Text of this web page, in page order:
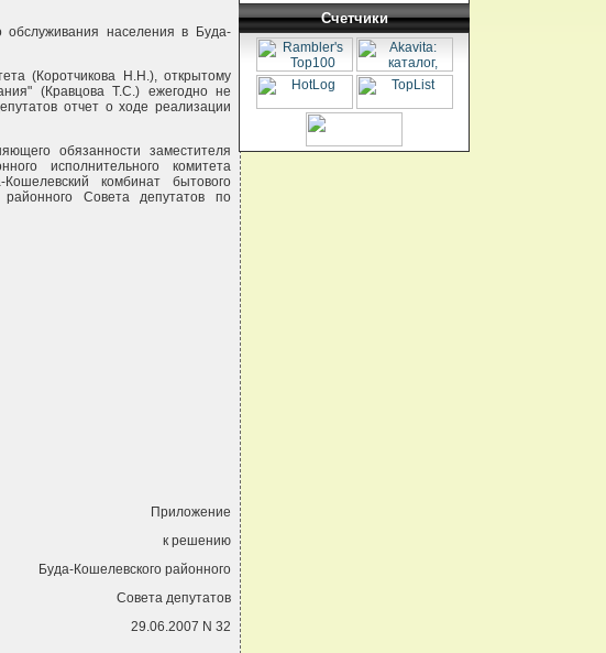
населения в Буда-
(Коротчикова Н.Н.), открытому
(Кравцова Т.С.) ежегодно не
отчет о ходе реализации
обязанности заместителя
исполнительного комитета
комбинат бытового
Совета депутатов по
Приложение
к решению
Буда-Кошелевского районного
Совета депутатов
29.06.2007 N 32
Счетчики